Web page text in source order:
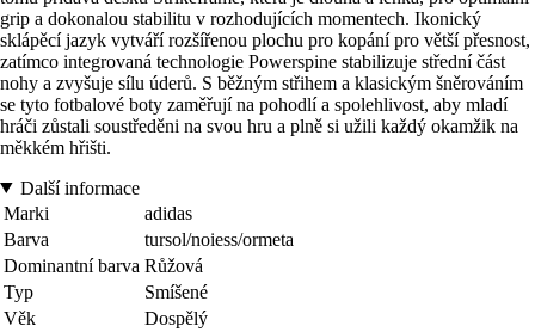
grip a dokonalou stabilitu v rozhodujících momentech. Ikonický
sklápěcí jazyk vytváří rozšířenou plochu pro kopání pro větší přesnost,
zatímco integrovaná technologie Powerspine stabilizuje střední část
nohy a zvyšuje sílu úderů. S běžným střihem a klasickým šněrováním
se tyto fotbalové boty zaměřují na pohodlí a spolehlivost, aby mladí
hráči zůstali soustředěni na svou hru a plně si užili každý okamžik na
měkkém hřišti.
Další informace
Marki
adidas
Barva
tursol/noiess/ormeta
Dominantní barva Růžová
Typ
Smíšené
Věk
Dospělý